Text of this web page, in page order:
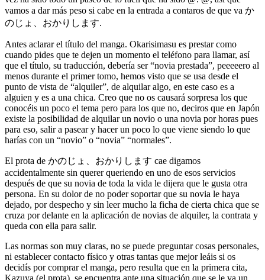
vamos a dar más peso si cabe en la entrada a contaros de que va か
のじょ、おかりします.
Antes aclarar el título del manga. Okarisimasu es prestar como
cuando pides que te dejen un momento el teléfono para llamar, así
que el título, su traducción, debería ser “novia prestada”, peeeeero al
menos durante el primer tomo, hemos visto que se usa desde el
punto de vista de “alquiler”, de alquilar algo, en este caso es a
alguien y es a una chica. Creo que no os causará sorpresa los que
conocéis un poco el tema pero para los que no, deciros que en Japón
existe la posibilidad de alquilar un novio o una novia por horas pues
para eso, salir a pasear y hacer un poco lo que viene siendo lo que
harías con un “novio” o “novia” “normales”.
El prota de かのじょ、おかりします cae digamos
accidentalmente sin querer queriendo en uno de esos servicios
después de que su novia de toda la vida le dijera que le gusta otra
persona. En su dolor de no poder soportar que su novia le haya
dejado, por despecho y sin leer mucho la ficha de cierta chica que se
cruza por delante en la aplicación de novias de alquiler, la contrata y
queda con ella para salir.
Las normas son muy claras, no se puede preguntar cosas personales,
ni establecer contacto físico y otras tantas que mejor leáis si os
decidís por comprar el manga, pero resulta que en la primera cita,
Kazuya (el prota), se encuentra ante una situación que se le va un